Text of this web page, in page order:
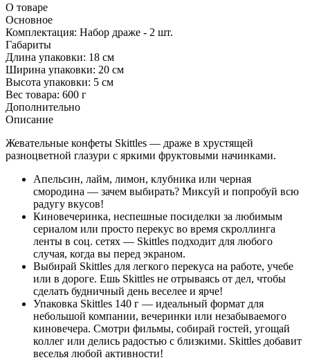
О товаре
Основное
Комплектация: Набор драже - 2 шт.
Габариты
Длина упаковки: 18 см
Ширина упаковки: 20 см
Высота упаковки: 5 см
Вес товара: 600 г
Дополнительно
Описание
Жевательные конфеты Skittles — драже в хрустящей
разноцветной глазури с яркими фруктовыми начинками.
Апельсин, лайм, лимон, клубника или черная
смородина — зачем выбирать? Миксуй и попробуй всю
радугу вкусов!
Киновечеринка, неспешные посиделки за любимым
сериалом или просто перекус во время скроллинга
ленты в соц. сетях — Skittles подходит для любого
случая, когда вы перед экраном.
Выбирай Skittles для легкого перекуса на работе, учебе
или в дороге. Ешь Skittles не отрываясь от дел, чтобы
сделать будничный день веселее и ярче!
Упаковка Skittles 140 г — идеальный формат для
небольшой компании, вечеринки или незабываемого
киновечера. Смотри фильмы, собирай гостей, угощай
коллег или делись радостью с близкими. Skittles добавит
веселья любой активности!